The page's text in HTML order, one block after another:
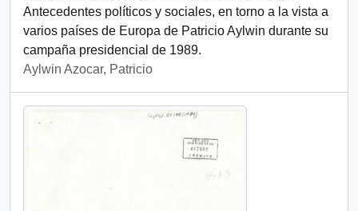
Antecedentes políticos y sociales, en torno a la vista a
varios países de Europa de Patricio Aylwin durante su
campaña presidencial de 1989.
Aylwin Azocar, Patricio